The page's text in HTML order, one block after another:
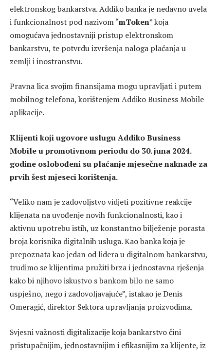
elektronskog bankarstva. Addiko banka je nedavno uvela
i funkcionalnost pod nazivom “mToken” koja
omogućava jednostavniji pristup elektronskom
bankarstvu, te potvrdu izvršenja naloga plaćanja u
zemlji i inostranstvu.
Pravna lica svojim finansijama mogu upravljati i putem
mobilnog telefona, korištenjem Addiko Business Mobile
aplikacije.
Klijenti koji ugovore uslugu Addiko Business
Mobile u promotivnom periodu do 30. juna 2024.
godine oslobođeni su plaćanje mjesečne naknade za
prvih šest mjeseci korištenja.
“Veliko nam je zadovoljstvo vidjeti pozitivne reakcije
klijenata na uvođenje novih funkcionalnosti, kao i
aktivnu upotrebu istih, uz konstantno bilježenje porasta
broja korisnika digitalnih usluga. Kao banka koja je
prepoznata kao jedan od lidera u digitalnom bankarstvu,
trudimo se klijentima pružiti brza i jednostavna rješenja
kako bi njihovo iskustvo s bankom bilo ne samo
uspješno, nego i zadovoljavajuće”, istakao je Denis
Omeragić, direktor Sektora upravljanja proizvodima.
Svjesni važnosti digitalizacije koja bankarstvo čini
pristupačnijim, jednostavnijim i efikasnijim za klijente, iz